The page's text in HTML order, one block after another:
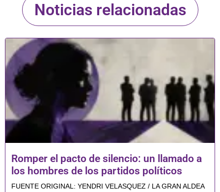
Noticias relacionadas
Romper el pacto de silencio: un llamado a
los hombres de los partidos políticos
FUENTE ORIGINAL: YENDRI VELASQUEZ / LA GRAN ALDEA